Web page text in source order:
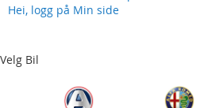
Hei, logg på Min side
Content
Velg Bil